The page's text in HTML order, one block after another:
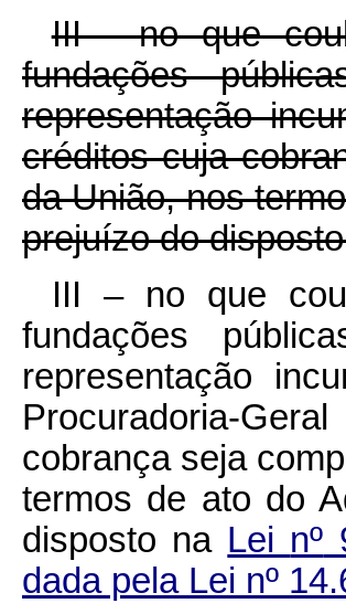
III - no que
fundações
representação
créditos cuja
da União, nos
prejuízo do
III – no que
fundações
representação
Procuradoria-
cobrança seja
termos de ato do
disposto na Lei nº
dada pela Lei nº